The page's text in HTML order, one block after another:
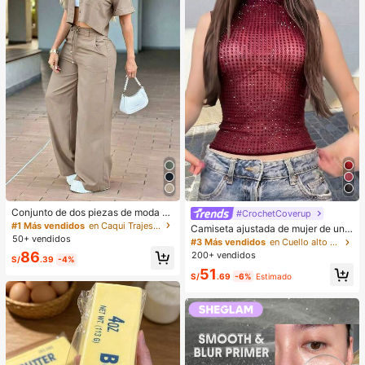
Conjunto de dos piezas de moda de
verano para mujer de unicolor casu
al: top de manga corta con cuello y
bolsillos, pantalones de pierna rect
a de cintura alta elegantes, del trab
#1 Más vendidos
en Caqui Trajes de dos piezas para mujer
50+ vendidos
S/86.39 -4%
#CrochetCoverup
Camiseta ajustada de mujer de unic
olor, con malla de cristales, transpar
ente y sexy, para uso casual en ver
#3 Más vendidos
en Cuello alto Tops, blusas y camisetas de mujer
200+ vendidos
S/51 .69 -6% Estimado